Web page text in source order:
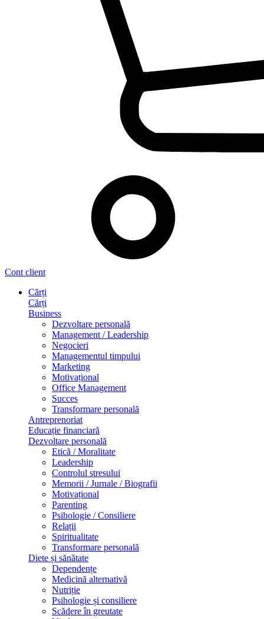
Cont client
Cărți
Cărți
Business
Dezvoltare personală
Management / Leadership
Negocieri
Managementul timpului
Marketing
Motivațional
Office Management
Succes
Transformare personală
Antreprenoriat
Educație financiară
Dezvoltare personală
Etică / Moralitate
Leadership
Controlul stresului
Memorii / Jurnale / Biografii
Motivațional
Parenting
Psihologie / Consiliere
Relații
Spiritualitate
Transformare personală
Diete și sănătate
Dependențe
Medicină alternativă
Nutriție
Psihologie și consiliere
Scădere în greutate